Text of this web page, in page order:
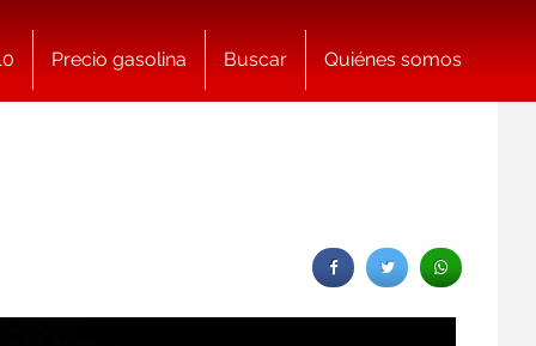
Precio gasolina Buscar Quiénes somos